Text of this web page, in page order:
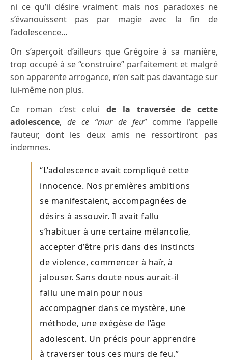
ni ce qu’il désire vraiment mais nos paradoxes ne
s’évanouissent pas par magie avec la fin de
l’adolescence…
On s’aperçoit d’ailleurs que Grégoire à sa manière,
trop occupé à se “construire” parfaitement et malgré
son apparente arrogance, n’en sait pas davantage sur
lui-même non plus.
Ce roman c’est celui de la traversée de cette
adolescence, de ce “mur de feu”comme l’appelle
l’auteur, dont les deux amis ne ressortiront pas
indemnes.
“L’adolescence avait compliqué cette
innocence. Nos premières ambitions
se manifestaient, accompagnées de
désirs à assouvir. Il avait fallu
s’habituer à une certaine mélancolie,
accepter d’être pris dans des instincts
de violence, commencer à haïr, à
jalouser. Sans doute nous aurait-il
fallu une main pour nous
accompagner dans ce mystère, une
méthode, une exégèse de l’âge
adolescent. Un précis pour apprendre
à traverser tous ces murs de feu.”